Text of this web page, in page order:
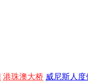
港珠澳大桥 威尼斯人度